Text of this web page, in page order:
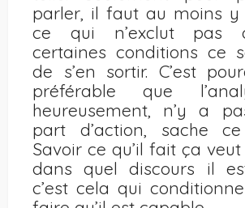
parler, il faut au moins y
ce qui n’exclut pas
certaines conditions ce
de s’en sortir. C’est
préférable que
heureusement, n’y a
part d’action, sache
Savoir ce qu’il fait ça
dans quel discours il
c’est cela qui